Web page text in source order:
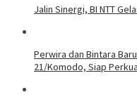
Jalin Sinergi, BI NTT
Perwira dan Bintara
21/Komodo, Siap